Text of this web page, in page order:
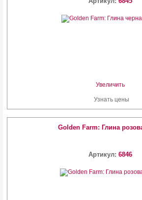
Увеличить
Узнать цены
Golden Farm: Глина
Артикул: 6846